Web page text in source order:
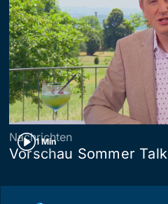
1 Min
Nachrichten
Vorschau Sommer Talk